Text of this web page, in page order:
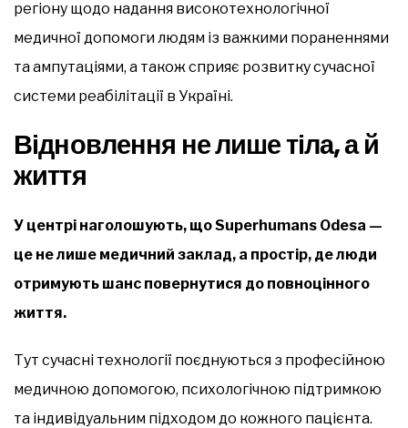
регіону щодо надання високотехнологічної
медичної допомоги людям із важкими пораненнями
та ампутаціями, а також сприяє розвитку сучасної
системи реабілітації в Україні.
Відновлення не лише тіла, а й
життя
У центрі наголошують, що Superhumans Odesa —
це не лише медичний заклад, а простір, де люди
отримують шанс повернутися до повноцінного
життя.
Тут сучасні технології поєднуються з професійною
медичною допомогою, психологічною підтримкою
та індивідуальним підходом до кожного пацієнта.